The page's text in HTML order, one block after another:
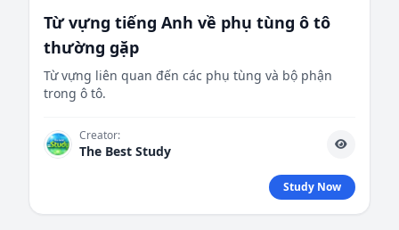
Từ vựng tiếng Anh về phụ tùng ô tô
thường gặp
Từ vựng liên quan đến các phụ tùng và bộ phận
trong ô tô.
Creator:
The Best Study
Study Now